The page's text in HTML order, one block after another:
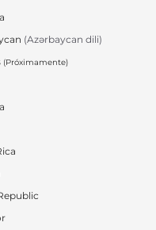
(Azərbaycan dili)
(Próximamente)